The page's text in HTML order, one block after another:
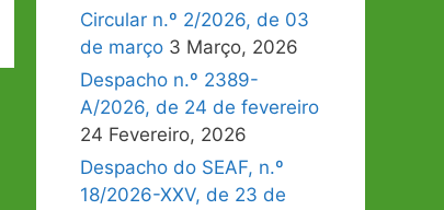
Circular n.º 2/2026, de 03
de março 3 Março, 2026
Despacho n.º 2389-
A/2026, de 24 de fevereiro
24 Fevereiro, 2026
Despacho do SEAF, n.º
18/2026-XXV, de 23 de